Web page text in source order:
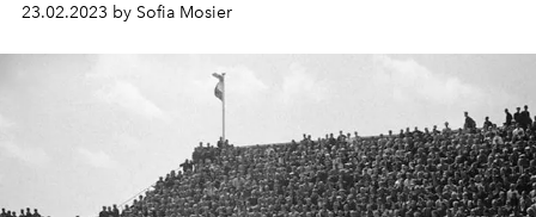
23.02.2023 by Sofia Mosier